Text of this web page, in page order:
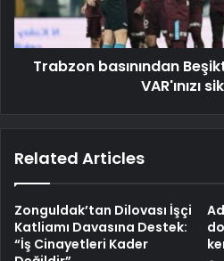
Trabzon basınından
VAR'ınızı
Related Articles
Zonguldak’tan Dilovası İşçi
Katliamı Davasına Destek:
“İş Cinayetleri Kader